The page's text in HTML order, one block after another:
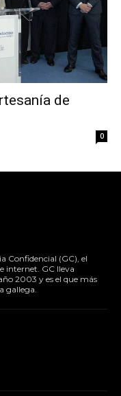
de
0
Confidencial (GC), el
internet. GC lleva
2003 y es el que más
gallega.